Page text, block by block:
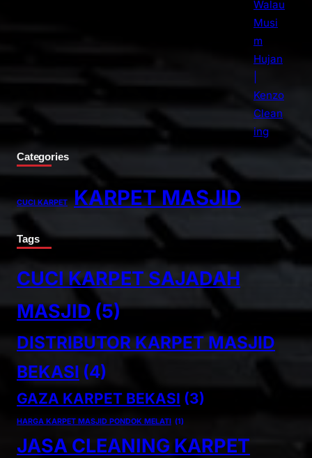
Categories
CUCI KARPET KARPET MASJID
Tags
CUCI KARPET SAJADAH
MASJID (5)
DISTRIBUTOR KARPET MASJID
BEKASI (4)
GAZA KARPET BEKASI (3)
HARGA KARPET MASJID PONDOK MELATI (1)
JASA CLEANING KARPET